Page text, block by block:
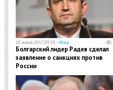
10 июня 2017, 09:33 —Мир
Болгарский лидер Радев сделал
заявление о санкциях против
России